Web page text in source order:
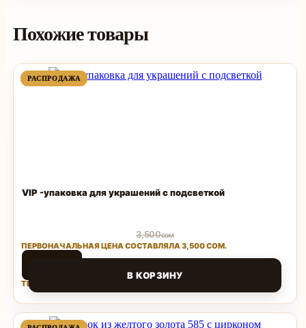
Похожие товары
РАСПРОДАЖА ПРОДАВАЕМЫЙ
ТОВАР
РАСПРОДАЖА ПРОДАВАЕМЫЙ
ТОВАР
VIP -упаковка для украшений с подсветкой
3,500сом
ПЕРВОНАЧАЛЬНАЯ ЦЕНА СОСТАВЛЯЛА 3,500 СОМ.
ТЕКУЩАЯ ЦЕНА: 1,500 СОМ.
В КОРЗИНУ
Поделиться